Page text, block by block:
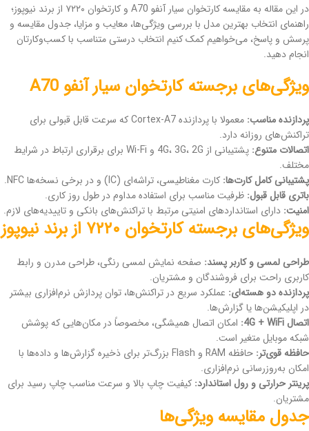
در این مقاله به مقایسه کارتخوان سیار آنفو A70 و کارتخوان ۷۲۲۰ از برند نیوپوز؛
راهنمای انتخاب بهترین مدل با بررسی ویژگی‌ها، معایب و مزایا، جدول مقایسه و
پرسش و پاسخ، می‌خواهیم کمک کنیم انتخاب درستی متناسب با کسب‌وکارتان
انجام دهید.
ویژگی‌های برجسته کارتخوان سیار آنفو A70
پردازنده مناسب:
معمولا با پردازنده Cortex-A7 که سرعت قابل قبولی برای
تراکنش‌های روزانه دارد.
اتصالات متنوع:
پشتیبانی از 4G، 3G، 2G و Wi-Fi برای برقراری ارتباط در شرایط
مختلف.
پشتیبانی کامل کارت‌ها: کارت مغناطیسی، تراشه‌ای (IC) و در برخی نسخه‌ها NFC.
باتری قابل قبول: ظرفیت مناسب برای استفاده مداوم در طول روز کاری.
امنیت: دارای استانداردهای امنیتی مرتبط با تراکنش‌های بانکی و تاییدیه‌های لازم.
ویژگی‌های برجسته کارتخوان ۷۲۲۰ از برند نیوپوز
طراحی لمسی و کاربر پسند: صفحه نمایش لمسی رنگی، طراحی مدرن و رابط
کاربری راحت برای فروشندگان و مشتریان.
پردازنده دو هسته‌ای: عملکرد سریع در تراکنش‌ها، توان پردازش نرم‌افزاری بیشتر
در اپلیکیشن‌ها یا گزارش‌ها.
اتصال 4G + WiFi:
امکان اتصال همیشگی، مخصوصاً در مکان‌هایی که پوشش
شبکه موبایل متغیر است.
حافظه قوی‌تر:
حافظه RAM و Flash بزرگ‌تر برای ذخیره گزارش‌ها و داده‌ها با
امکان به‌روزرسانی نرم‌افزاری.
پرینتر حرارتی و رول استاندارد: کیفیت چاپ بالا و سرعت مناسب چاپ رسید برای
مشتریان.
جدول مقایسه ویژگی‌ها